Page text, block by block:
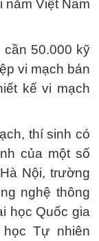
năm Việt Nam
cần 50.000 kỹ
vi mạch bán
kế vi mạch
thí sinh có
của một số
Nội, trường
nghệ thông
học Quốc gia
học Tự nhiên